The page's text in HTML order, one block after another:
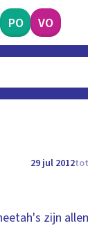
PO VO
29 jul 2012tot
zijn